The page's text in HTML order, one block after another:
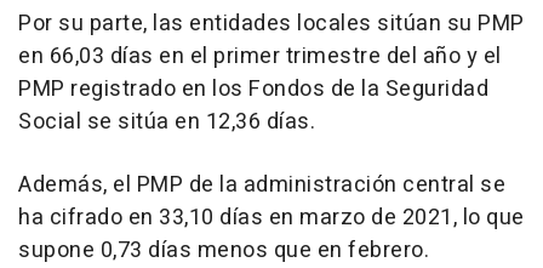
Por su parte, las entidades locales sitúan su PMP
en 66,03 días en el primer trimestre del año y el
PMP registrado en los Fondos de la Seguridad
Social se sitúa en 12,36 días.
Además, el PMP de la administración central se
ha cifrado en 33,10 días en marzo de 2021, lo que
supone 0,73 días menos que en febrero.